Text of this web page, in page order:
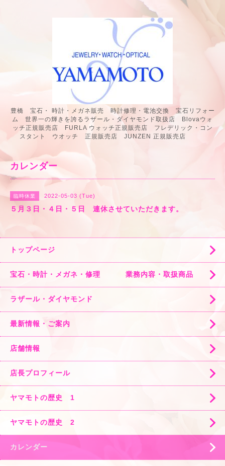
豊橋 宝石・ 時計・メガネ販売 時計修理・電池交換 宝石リフォー
ム 世界一の輝きを誇るラザール・ダイヤモンド取扱店 Blovaウォ
ッチ正規販売店 FURLA ウォッチ正規販売店 フレデリック・コン
スタント ウオッチ 正規販売店 JUNZEN 正規販売店
カレンダー
臨時休業 2022-05-03 (Tue)
５月３日・４日・５日 連休させていただきます。
トップページ
宝石・時計・メガネ・修理 業務内容・取扱商品
ラザール・ダイヤモンド
最新情報・ご案内
店舗情報
店長プロフィール
ヤマモトの歴史 1
ヤマモトの歴史 2
カレンダー